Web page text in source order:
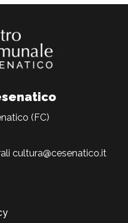
(FC)
cultura@cesenatico.it